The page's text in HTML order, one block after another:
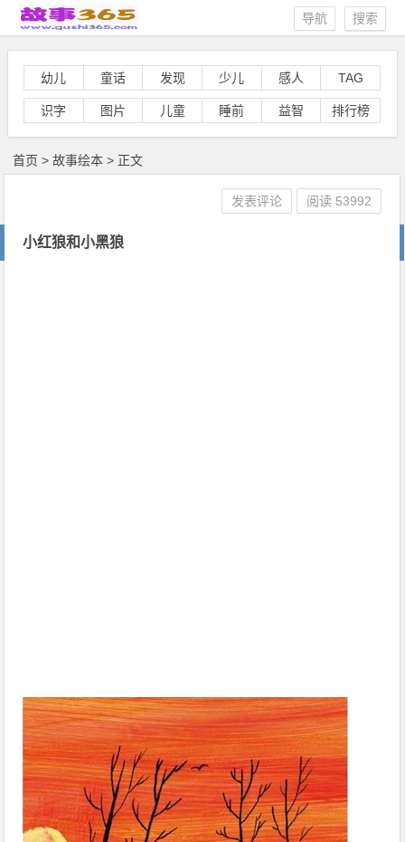
搜索
导航
幼儿 童话 发现 少儿 感人 TAG
识字 图片 儿童 睡前 益智 排行榜
首页 >故事绘本 > 正文
小红狼和小黑狼
发表评论 阅读 53992